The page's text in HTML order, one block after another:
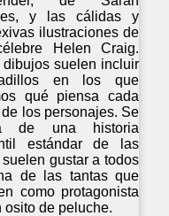
y las cálidas y
ilustraciones de
Helen Craig.
dibujos suelen incluir
en los que
qué piensa cada
los personajes. Se
de una historia
estándar de las
gustar a todos
de las tantas que
como protagonista
osito de peluche.